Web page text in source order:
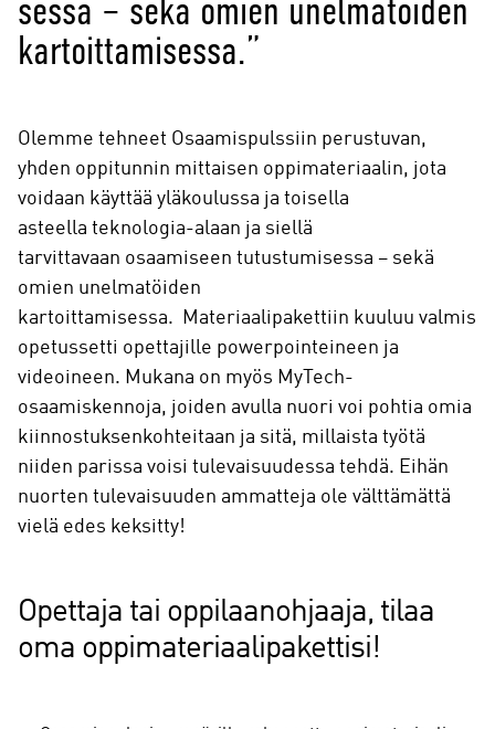
sessa – sekä omien unelmatöiden
kartoittamisessa.”
Olemme tehneet Osaamispulssiin perustuvan,
yhden oppitunnin mittaisen oppimateriaalin, jota
voidaan käyttää yläkoulussa ja toisella
asteella teknologia-alaan ja siellä
tarvittavaan osaamiseen tutustumisessa – sekä
omien unelmatöiden
kartoittamisessa. Materiaalipakettiin kuuluu valmis
opetussetti opettajille powerpointeineen ja
videoineen. Mukana on myös MyTech-
osaamiskennoja, joiden avulla nuori voi pohtia omia
kiinnostuksenkohteitaan ja sitä, millaista työtä
niiden parissa voisi tulevaisuudessa tehdä. Eihän
nuorten tulevaisuuden ammatteja ole välttämättä
vielä edes keksitty!
Opettaja tai oppilaanohjaaja, tilaa
oma oppimateriaalipakettisi!